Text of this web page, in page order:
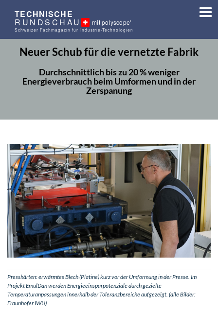
TECHNISCHE
RUNDSCHAU mit polyscope'
Schweizer Fachmagazin für Industrie-Technologien
Neuer Schub für die vernetzte Fabrik
Durchschnittlich bis zu 20 % weniger
Energieverbrauch beim Umformen und in der
Zerspanung
Presshärten: erwärmtes Blech (Platine) kurz vor der Umformung in der Presse. Im
Projekt EmulDan werden Energieeinsparpotenziale durch gezielte
Temperaturanpassungen innerhalb der Toleranzbereiche aufgezeigt. (alle Bilder:
Fraunhofer IWU)